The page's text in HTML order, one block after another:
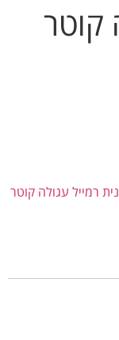
עגולה קוטר